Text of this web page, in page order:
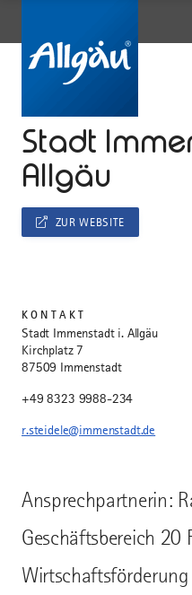
Stadt
Allgäu
Ansprechpartnerin:
Geschäftsbereich 20
ZUR WEBSITE
KONTAKT
Stadt Immenstadt i. Allgäu
Kirchplatz 7
87509 Immenstadt
+49 8323 9988-234
r.steidele@immenstadt.de